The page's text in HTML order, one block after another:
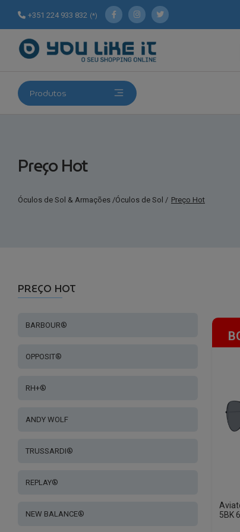
+351 224 933 832 (*)
Produtos
Preço Hot
Óculos de Sol & Armações /Óculos de Sol / Preço Hot
5BK
PREÇO HOT
BARBOUR®
OPPOSIT®
RH+®
ANDY WOLF
TRUSSARDI®
REPLAY®
NEW BALANCE®